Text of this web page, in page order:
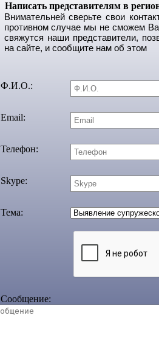
Написать представителям в
Внимательней сверьте свои
противном случае мы не сможем
свяжутся наши представители,
на сайте, и сообщите нам об этом
Ф.И.О.:
Email:
Телефон:
Skype:
Тема:
Сообщение: